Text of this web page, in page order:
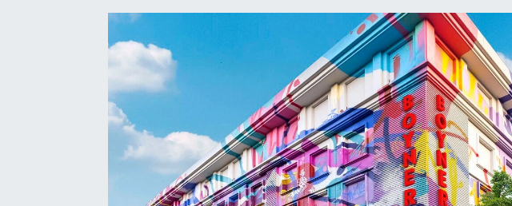
ŞİRKET PANO